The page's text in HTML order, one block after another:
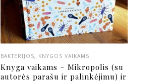
BAKTERIJOS, KNYGOS VAIKAMS
Knyga vaikams – Mikropolis (su
autorės parašu ir palinkėjimu) ir